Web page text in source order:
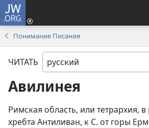
JW.ORG
Понимание Писания
ЧИТАТЬ
Авилинея
Римская область, или тетрархия,
хребта Антиливан, к С. от горы